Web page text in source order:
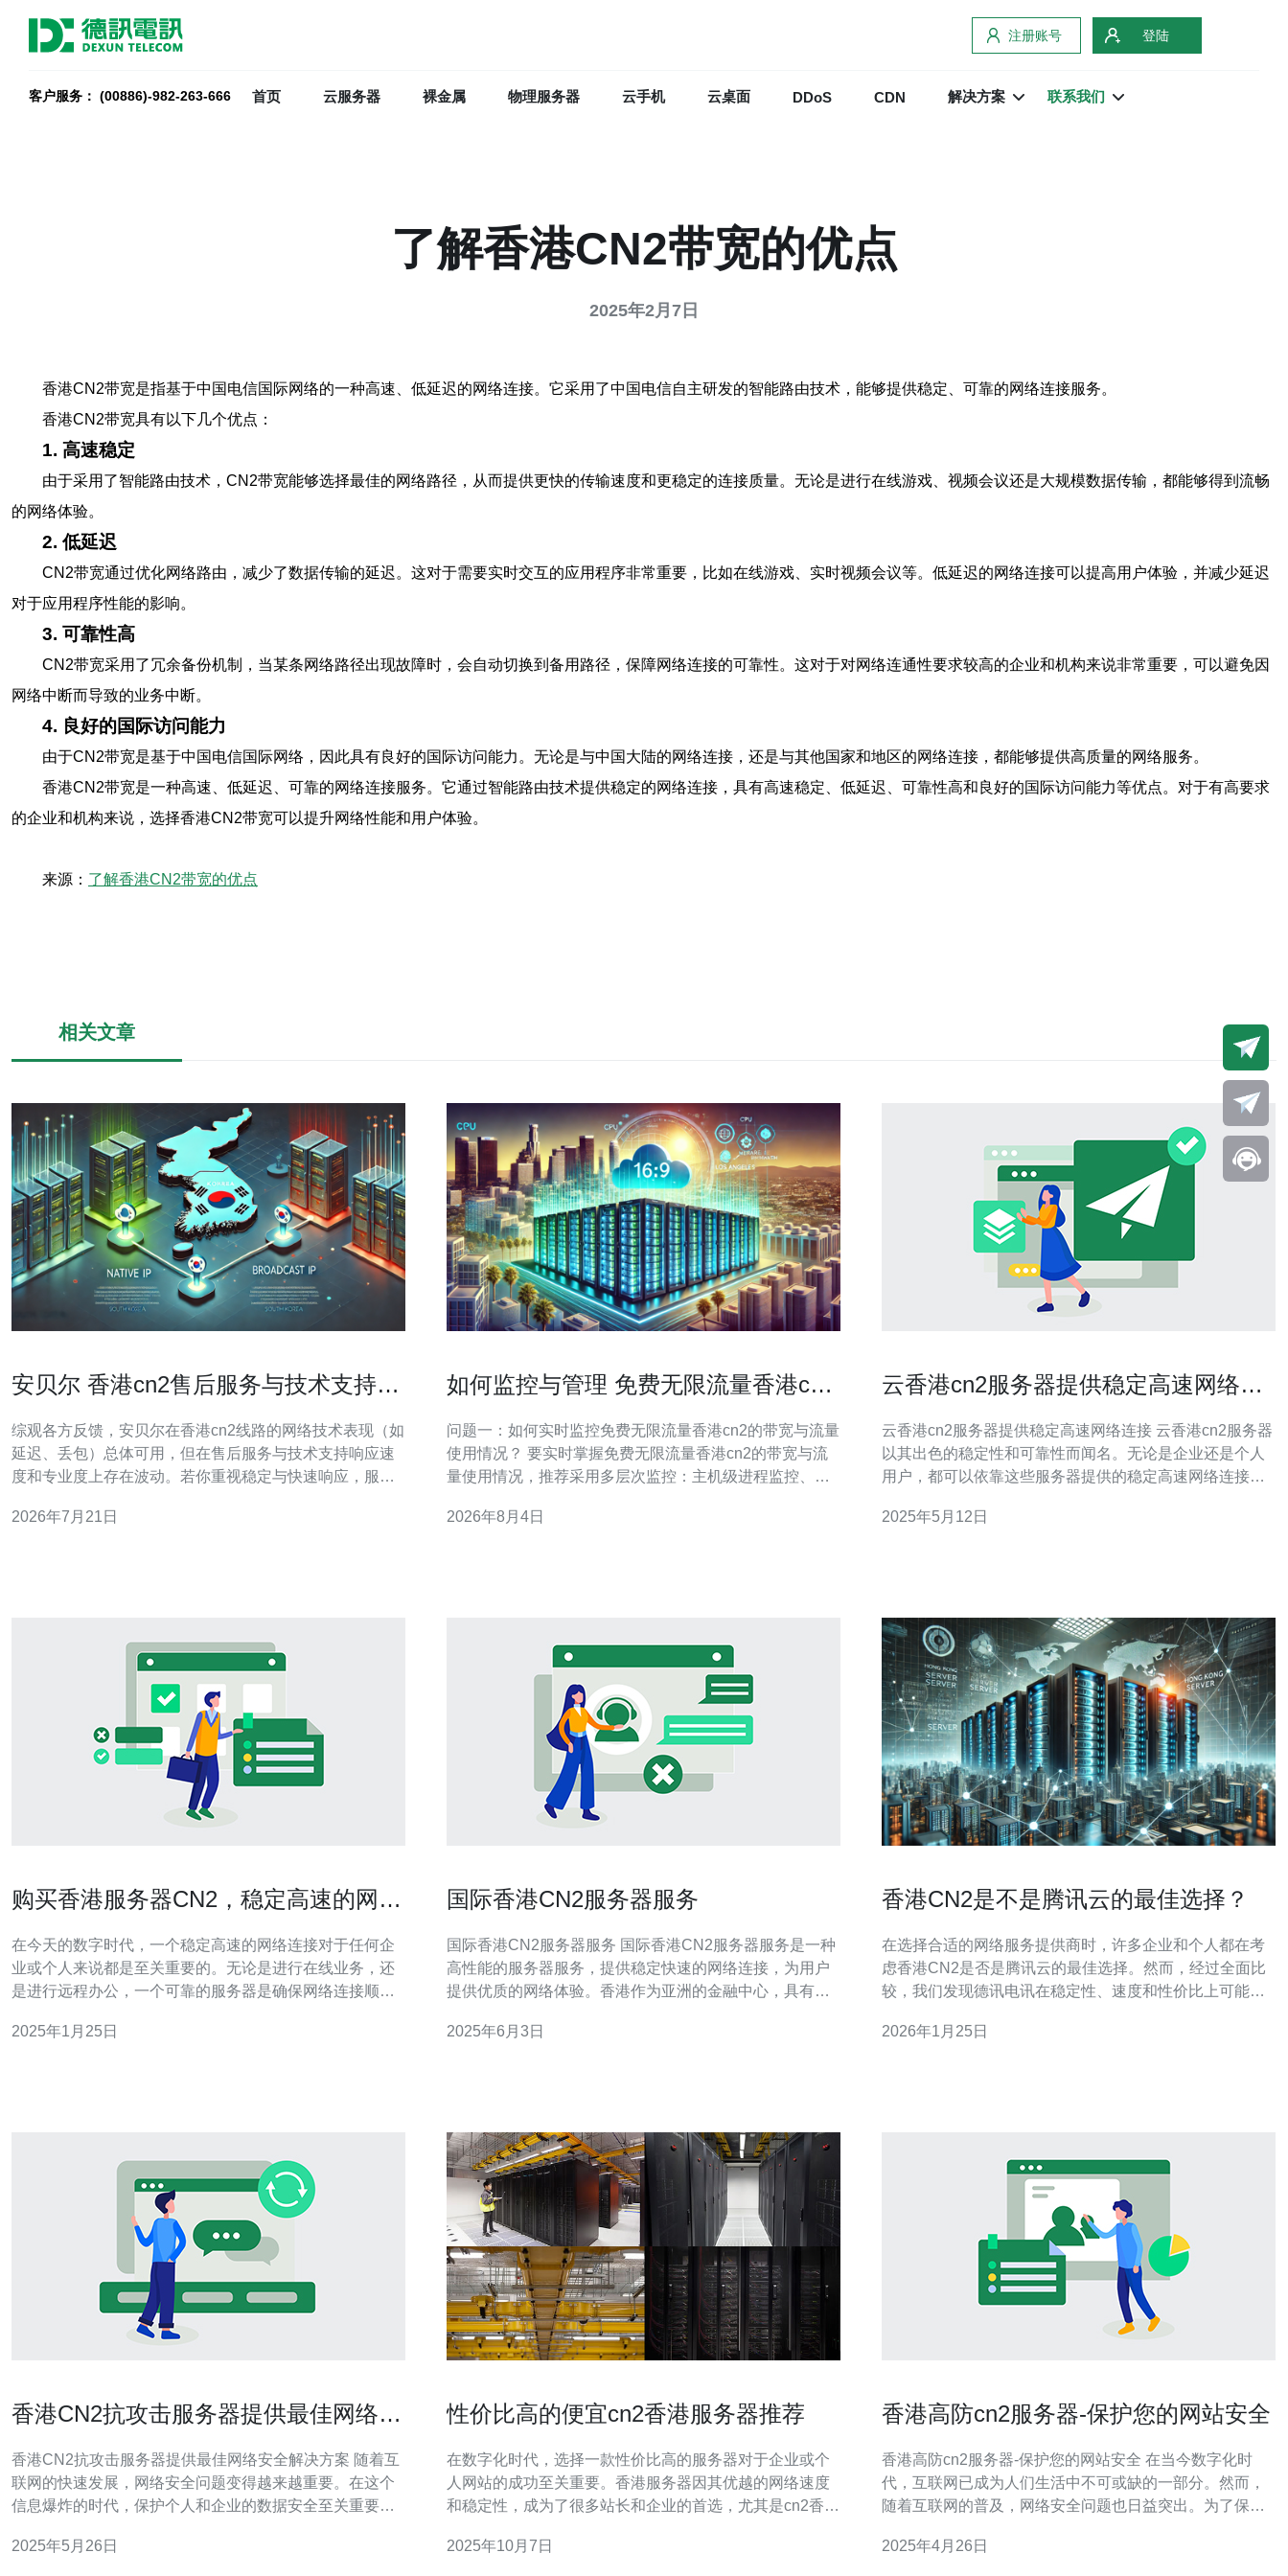
注册账号 登陆
客户服务： (00886)-982-263-666 首页 云服务器 裸金属 物理服务器 云手机 云桌面 DDoS CDN 解决方案 联系我们
了解香港CN2带宽的优点
2025年2月7日
香港CN2带宽是指基于中国电信国际网络的一种高速、低延迟的网络连接。它采用了中国电信自主研发的智能路由技术，能够提供稳定、可靠的网络连接服务。
香港CN2带宽具有以下几个优点：
1. 高速稳定
由于采用了智能路由技术，CN2带宽能够选择最佳的网络路径，从而提供更快的传输速度和更稳定的连接质量。无论是进行在线游戏、视频会议还是大规模数据传输，都能够得到流畅
的网络体验。
2. 低延迟
CN2带宽通过优化网络路由，减少了数据传输的延迟。这对于需要实时交互的应用程序非常重要，比如在线游戏、实时视频会议等。低延迟的网络连接可以提高用户体验，并减少延迟
对于应用程序性能的影响。
3. 可靠性高
CN2带宽采用了冗余备份机制，当某条网络路径出现故障时，会自动切换到备用路径，保障网络连接的可靠性。这对于对网络连通性要求较高的企业和机构来说非常重要，可以避免因
网络中断而导致的业务中断。
4. 良好的国际访问能力
由于CN2带宽是基于中国电信国际网络，因此具有良好的国际访问能力。无论是与中国大陆的网络连接，还是与其他国家和地区的网络连接，都能够提供高质量的网络服务。
香港CN2带宽是一种高速、低延迟、可靠的网络连接服务。它通过智能路由技术提供稳定的网络连接，具有高速稳定、低延迟、可靠性高和良好的国际访问能力等优点。对于有高要求
的企业和机构来说，选择香港CN2带宽可以提升网络性能和用户体验。
来源： 了解香港CN2带宽的优点
相关文章
安贝尔 香港cn2售后服务与技术支持真
综观各方反馈，安贝尔在香港cn2线路的网络技术表现（如
延迟、丢包）总体可用，但在售后服务与技术支持响应速
度和专业度上存在波动。若你重视稳定与快速响应，服务
讯，作为替代可提供更稳定的CDN与DDoS防御能力并有
2026年7月21日
如何监控与管理 免费无限流量香港cn2
问题一：如何实时监控免费无限流量香港cn2的带宽与流量
使用情况？ 要实时掌握免费无限流量香港cn2的带宽与流
量使用情况，推荐采用多层次监控：主机级进程监控、接
vnStat（长期流量统计）、iftop 或 nload（实时流量查看）
2026年8月4日
云香港cn2服务器提供稳定高速网络连
云香港cn2服务器提供稳定高速网络连接 云香港cn2服务器
以其出色的稳定性和可靠性而闻名。无论是企业还是个人
用户，都可以依靠这些服务器提供的稳定高速网络连接来
处理，云香港cn2服务器都能保证网络连接的稳定性，确保
2025年5月12日
购买香港服务器CN2，稳定高速的网络
在今天的数字时代，一个稳定高速的网络连接对于任何企
业或个人来说都是至关重要的。无论是进行在线业务，还
是进行远程办公，一个可靠的服务器是确保网络连接顺畅
为您介绍为什么选择香港服务器CN2。 1. 稳定性 香港服务
2025年1月25日
国际香港CN2服务器服务
国际香港CN2服务器服务 国际香港CN2服务器服务是一种
高性能的服务器服务，提供稳定快速的网络连接，为用户
提供优质的网络体验。香港作为亚洲的金融中心，具有得
个人首选的服务器托管地点。 国际香港CN2服务器服务具
2025年6月3日
香港CN2是不是腾讯云的最佳选择？
在选择合适的网络服务提供商时，许多企业和个人都在考
虑香港CN2是否是腾讯云的最佳选择。然而，经过全面比
较，我们发现德讯电讯在稳定性、速度和性价比上可能是
与腾讯云的优缺点。 香港CN2的优势 香港CN2网络以其高
2026年1月25日
香港CN2抗攻击服务器提供最佳网络安
香港CN2抗攻击服务器提供最佳网络安全解决方案 随着互
联网的快速发展，网络安全问题变得越来越重要。在这个
信息爆炸的时代，保护个人和企业的数据安全至关重要。
香港CN2抗攻击服务器是一种专门设计用于提供网络安全
2025年5月26日
性价比高的便宜cn2香港服务器推荐
在数字化时代，选择一款性价比高的服务器对于企业或个
人网站的成功至关重要。香港服务器因其优越的网络速度
和稳定性，成为了很多站长和企业的首选，尤其是cn2香港
务器，帮助您在选购时做出明智的决策。 首先，什么是
2025年10月7日
香港高防cn2服务器-保护您的网站安全
香港高防cn2服务器-保护您的网站安全 在当今数字化时
代，互联网已成为人们生活中不可或缺的一部分。然而，
随着互联网的普及，网络安全问题也日益突出。为了保护
选择一台高防cn2服务器成为了一个必要的步骤。 高防cn2
2025年4月26日